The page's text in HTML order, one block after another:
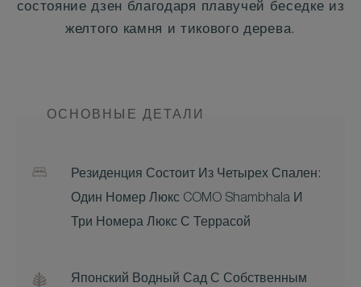
состояние дзен благодаря плавучей беседке из
желтого камня и тикового дерева.
ОСНОВНЫЕ ДЕТАЛИ
Резиденция Состоит Из Четырех Спален:
Один Номер Люкс COMO Shambhala И
Три Номера Люкс С Террасой
Японский Водный Сад С Собственным